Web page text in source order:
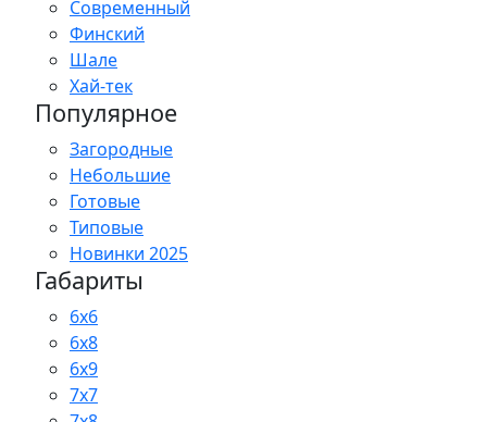
Современный
Финский
Шале
Хай-тек
Популярное
Загородные
Небольшие
Готовые
Типовые
Новинки 2025
Габариты
6x6
6x8
6x9
7x7